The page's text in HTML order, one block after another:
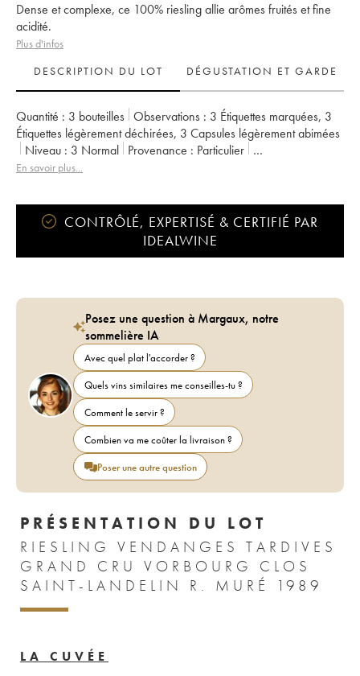
Dense et complexe, ce 100% riesling allie arômes fruités et fine
acidité.
Plus d'infos
DESCRIPTION DU LOT
DÉGUSTATION ET GARDE
Quantité : 3 bouteilles Observations : 3 Étiquettes marquées, 3
Étiquettes légèrement déchirées, 3 Capsules légèrement abimées
Niveau : 3 Normal Provenance : particulier
TVA récupérable :
Propriétaire :
Clos Saint-Landelin R. Muré
En savoir plus...
CONTRÔLÉ, EXPERTISÉ & CERTIFIÉ PAR
IDEALWINE
Posez une question à Margaux, notre
sommelière IA
Avec quel plat l'accorder ?
Quels vins similaires me conseilles-tu ?
Comment le servir ?
Combien va me coûter la livraison ?
Poser une autre question
PRÉSENTATION DU LOT
RIESLING VENDANGES TARDIVES
GRAND CRU VORBOURG CLOS
SAINT-LANDELIN R. MURÉ 1989
LA CUVÉE